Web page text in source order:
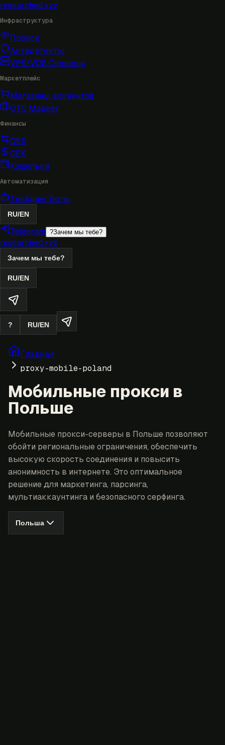
researched.xyz
Инфраструктура
Прокси
Антидетекты
VPS/VDS Серверы
Маркетплейс
Магазины аккаунтов
OTC Маркет
Финансы
DEX
CEX
Кошельки
Автоматизация
Трейдинг боты
RU/EN
Telegram ?Зачем мы тебе?
researched.xyz
Зачем мы тебе?
RU/EN
? RU/EN
Главная
proxy-mobile-poland
Мобильные прокси в
Польше
Мобильные прокси-серверы в Польше позволяют
обойти региональные ограничения, обеспечить
высокую скорость соединения и повысить
анонимность в интернете. Это оптимальное
решение для маркетинга, парсинга,
мультиаккаунтинга и безопасного серфинга.
Польша